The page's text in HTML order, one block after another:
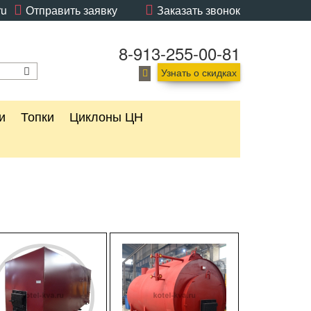
Заказать звонок
Отправить заявку
8-913-255-00-81
Узнать о скидках
Топки Циклоны ЦН